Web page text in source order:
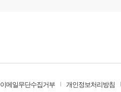
이메일무단수집거부 개인정보처리방침